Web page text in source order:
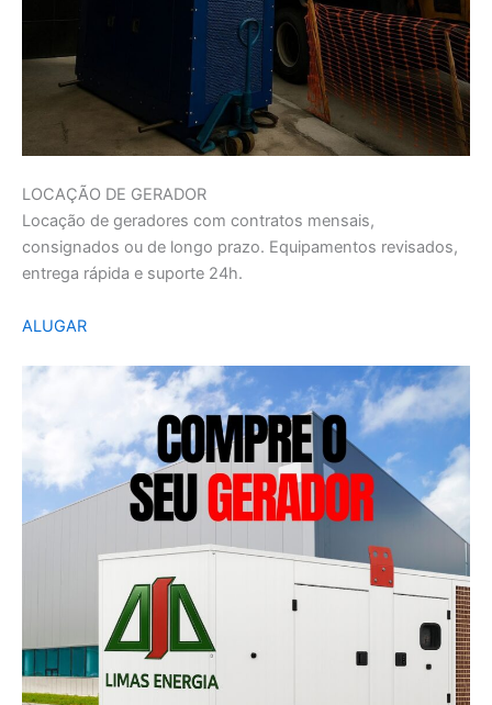
LOCAÇÃO DE GERADOR
Locação de geradores com contratos mensais,
consignados ou de longo prazo. Equipamentos revisados,
entrega rápida e suporte 24h.
ALUGAR